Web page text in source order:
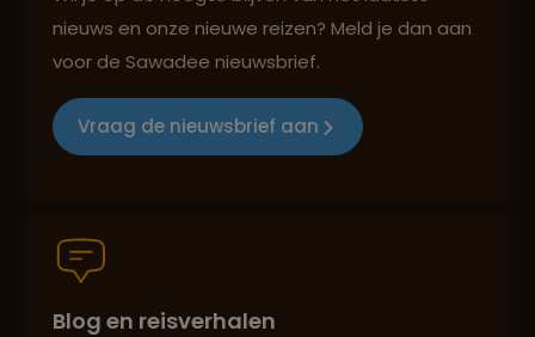
Reizen met oog voor mens, cultuur en milieu
Persoonlijk en deskundig reisadvies
nieuws en onze nieuwe reizen? Meld je dan aan
voor de Sawadee nieuwsbrief.
Vraag de nieuwsbrief aan
Blog en reisverhalen